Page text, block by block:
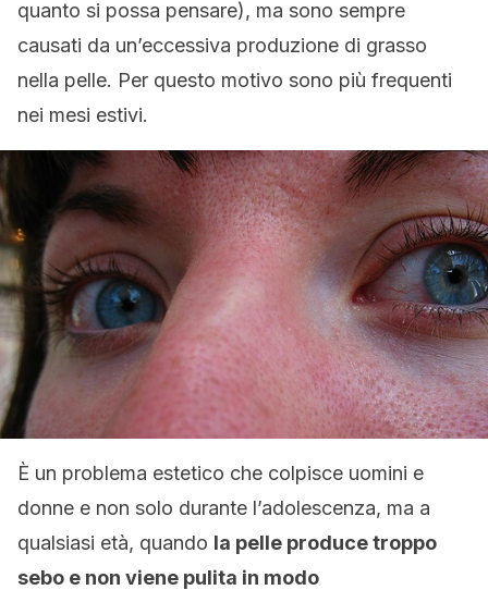
quanto si possa pensare), ma sono sempre
causati da un’eccessiva produzione di grasso
nella pelle. Per questo motivo sono più frequenti
nei mesi estivi.
È un problema estetico che colpisce uomini e
donne e non solo durante l’adolescenza, ma a
qualsiasi età, quando la pelle produce troppo
sebo e non viene pulita in modo